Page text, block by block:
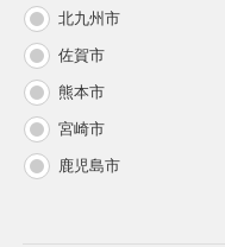
北九州市
佐賀市
熊本市
宮崎市
鹿児島市